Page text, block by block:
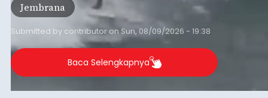
Jembrana
Submitted by contributor on Sun, 08/09/2026 - 19:38
Baca Selengkapnya